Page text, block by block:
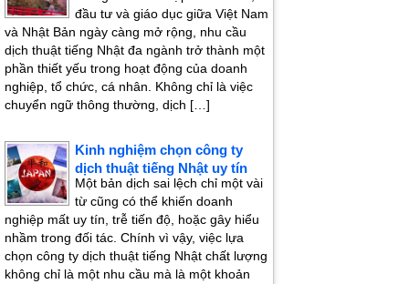
đầu tư và giáo dục giữa Việt Nam
và Nhật Bản ngày càng mở rộng, nhu cầu
dịch thuật tiếng Nhật đa ngành trở thành một
phần thiết yếu trong hoạt động của doanh
nghiệp, tổ chức, cá nhân. Không chỉ là việc
chuyển ngữ thông thường, dịch […]
Kinh nghiệm chọn công ty
dịch thuật tiếng Nhật uy tín
Một bản dịch sai lệch chỉ một vài
từ cũng có thể khiến doanh
nghiệp mất uy tín, trễ tiến độ, hoặc gây hiểu
nhầm trong đối tác. Chính vì vậy, việc lựa
chọn công ty dịch thuật tiếng Nhật chất lượng
không chỉ là một nhu cầu mà là một khoản